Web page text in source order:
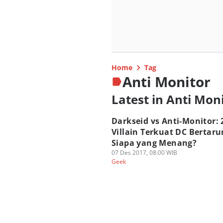
Home Tag
Anti Monitor
Latest in Anti
Darkseid vs Anti-Monitor:
Villain Terkuat DC
Siapa yang Menang?
07 Des 2017, 08:00 WIB
Geek